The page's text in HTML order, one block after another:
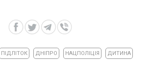
ПІДЛІТОК ДНІПРО НАЦПОЛІЦІЯ ДИТИНА